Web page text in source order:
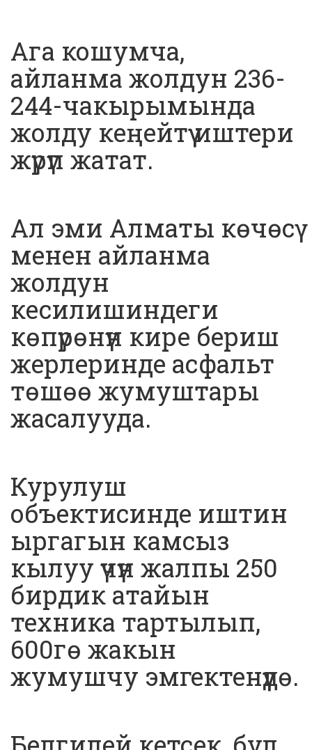
Ага кошумча,
айланма жолдун 236-
244-чакырымында
жолду кеңейтүү иштери
жүрүп жатат.
Ал эми Алматы көчөсү
менен айланма
жолдун
кесилишиндеги
көпүрөнүн кире бериш
жерлеринде асфальт
төшөө жумуштары
жасалууда.
Курулуш
объектисинде иштин
ыргагын камсыз
кылуу үчүн жалпы 250
бирдик атайын
техника тартылып,
600гө жакын
жумушчу эмгектенүүдө.